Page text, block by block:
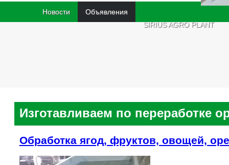
Новости
Объявления
SIRIUS AGRO PLANT
Изготавливаем по переработке
Обработка ягод, фруктов, овощей,